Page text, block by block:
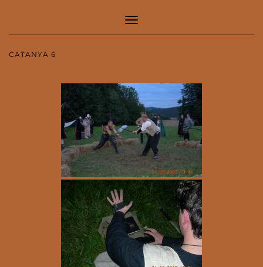
Toggle
Navigation
CATANYA 6